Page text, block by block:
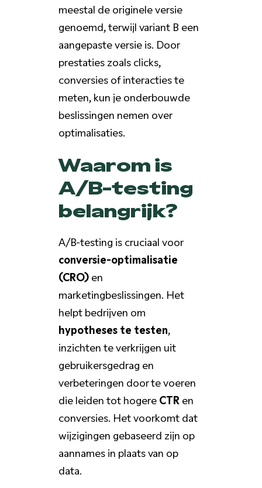
meestal de originele versie
genoemd, terwijl variant B een
aangepaste versie is. Door
prestaties zoals clicks,
conversies of interacties te
meten, kun je onderbouwde
beslissingen nemen over
optimalisaties.
Waarom is
A/B-testing
belangrijk?
A/B-testing is cruciaal voor
conversie-optimalisatie
(CRO)en
marketingbeslissingen. Het
helpt bedrijven om
hypotheses te testen,
inzichten te verkrijgen uit
gebruikersgedrag en
verbeteringen door te voeren
die leiden tot hogereCTR en
conversies. Het voorkomt dat
wijzigingen gebaseerd zijn op
aannames in plaats van op
data.